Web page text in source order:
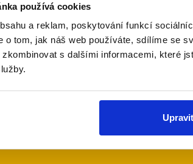
používá cookies
a reklam, poskytování funkcí
o tom, jak náš web používáte, sdílíme se
zkombinovat s dalšími informacemi, které
Upravit
pravidelně přinášíme shrnutí
analýz. Začněte nás odebírat, a
dezinformace a nepravdy